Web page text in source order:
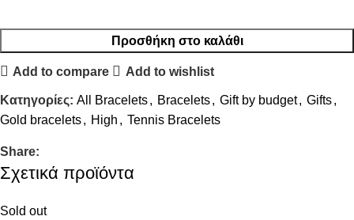
Προσθήκη στο καλάθι
Add to compare Add to wishlist
Κατηγορίες: All Bracelets, Bracelets, Gift by budget, Gifts,
Gold bracelets, High , Tennis Bracelets
Share:
Σχετικά προϊόντα
Sold out